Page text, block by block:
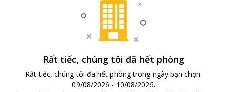
Rất tiếc, chúng tôi đã hết phòng
Rất tiếc, chúng tôi đã hết phòng trong ngày bạn chọn:
09/08/2026 - 10/08/2026.